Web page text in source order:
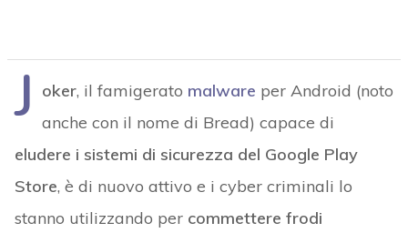
J oker, il famigerato malware per Android (noto
anche con il nome di Bread) capace di
eludere i sistemi di sicurezza del Google Play
Store, è di nuovo attivo e i cyber criminali lo
stanno utilizzando per commettere frodi